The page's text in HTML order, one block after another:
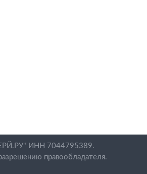
ИНН 7044795389.
правообладателя.